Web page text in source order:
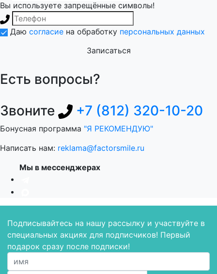
Вы используете запрещённые символы!
Даю согласие на обработку персональных данных
Записаться
Есть вопросы?
Звоните
+7 (812) 320-10-20
Бонусная программа "Я РЕКОМЕНДУЮ"
Написать нам: reklama@factorsmile.ru
Мы в мессенджерах
Подписывайтесь на нашу рассылку и участвуйте в
специальных акциях для подписчиков! Первый
подарок сразу после подписки!